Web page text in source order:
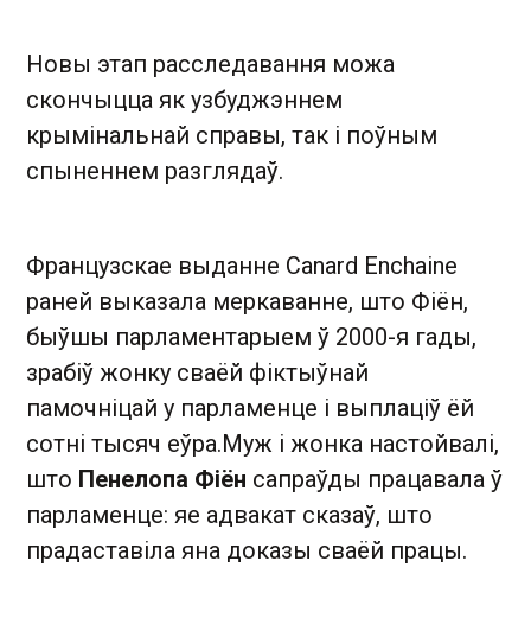
Новы этап расследавання можа
скончыцца як узбуджэннем
крымінальнай справы, так і поўным
спыненнем разглядаў.
Французскае выданне Canard Enchaine
раней выказала меркаванне, што Фіён,
быўшы парламентарыем ў 2000-я гады,
зрабіў жонку сваёй фіктыўнай
памочніцай у парламенце і выплаціў ёй
сотні тысяч еўра.Муж і жонка настойвалі,
што Пенелопа Фіён сапраўды працавала ў
парламенце: яе адвакат сказаў, што
прадаставіла яна доказы сваёй працы.